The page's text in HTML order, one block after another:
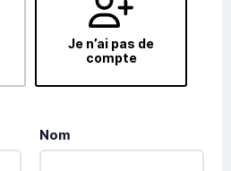
Je n’ai pas de
compte
Nom